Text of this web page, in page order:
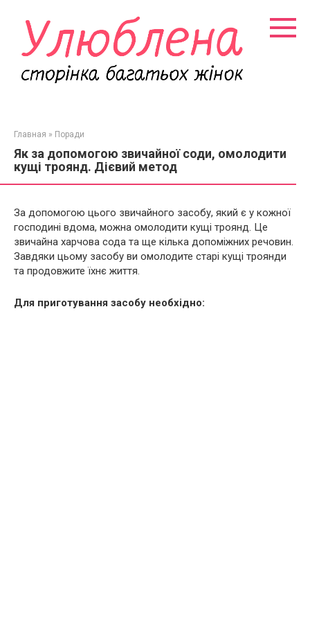
контенту
Главная » Поради
Як за допомогою звичайної соди, омолодити
кущі троянд. Дієвий метод
За допомогою цього звичайного засобу, який є у кожної
господині вдома, можна омолодити кущі троянд. Це
звичайна харчова сода та ще кілька допоміжних речовин.
Завдяки цьому засобу ви омолодите старі кущі троянди
та продовжите їхнє життя.
Для приготування засобу необхідно: